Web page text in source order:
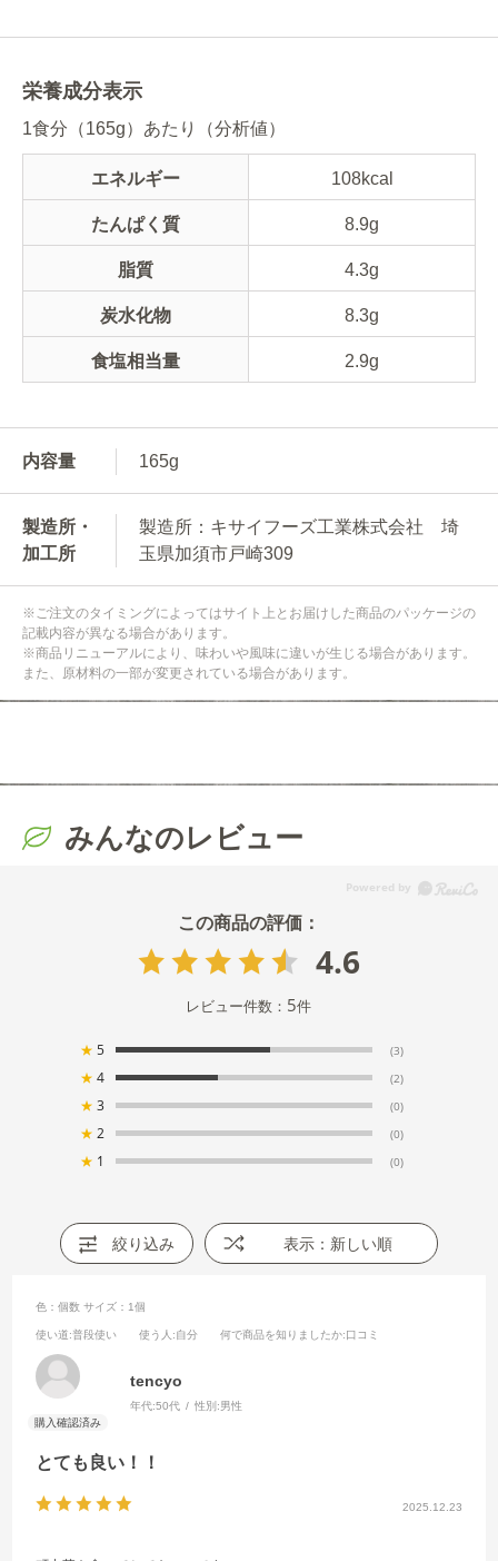
栄養成分表示
1食分（165g）あたり（分析値）
エネルギー 108kcal
たんぱく質 8.9g
脂質 4.3g
炭水化物 8.3g
食塩相当量 2.9g
内容量 165g
製造所・
加工所
製造所：キサイフーズ工業株式会社 埼
玉県加須市戸崎309
※ご注文のタイミングによってはサイト上とお届けした商品のパッケージの
記載内容が異なる場合があります。
※商品リニューアルにより、味わいや風味に違いが生じる場合があります。
また、原材料の一部が変更されている場合があります。
みんなのレビュー
4.6
レビュー件数： 5件
★ 5 (3)
★ 4 (2)
★ 3 (0)
★ 2 (0)
★ 1 (0)
絞り込み 表示：新しい順
2025.12.23
とても良い！！
色：個数 サイズ：1個
使い道:普段使い 使う人 :自分 何で商品を知りましたか:口コミ
tencyo
年代:50代 性別:男性